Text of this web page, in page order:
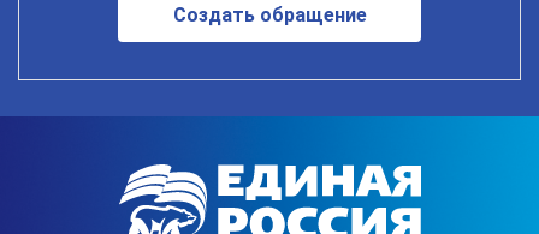
Создать обращение